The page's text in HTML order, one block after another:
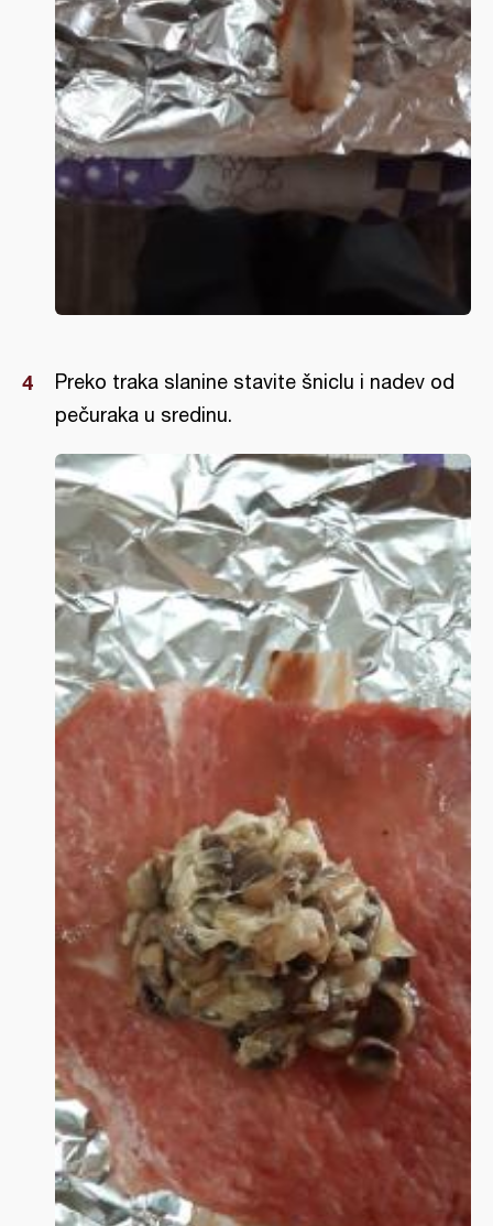
Preko traka slanine stavite šniclu i nadev od
pečuraka u sredinu.